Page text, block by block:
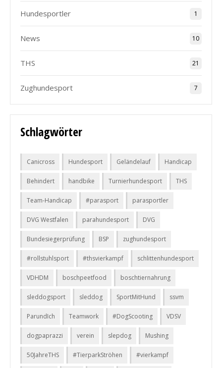
Hundesportler 1
News 10
THS 21
Zughundesport 7
Schlagwörter
Canicross Hundesport Geländelauf Handicap
Behindert handbike Turnierhundesport THS
Team-Handicap #parasport parasportler
DVG Westfalen parahundesport DVG
Bundesiegerprüfung BSP zughundesport
#rollstuhlsport #thsvierkampf schlittenhundesport
VDHDM boschpeetfood boschtiernahrung
sleddogsport sleddog SportMitHund ssvm
ParundIch Teamwork #DogScooting VDSV
dogpaprazzi verein slepdog Mushing
50JahreTHS #TierparkStröhen #vierkampf